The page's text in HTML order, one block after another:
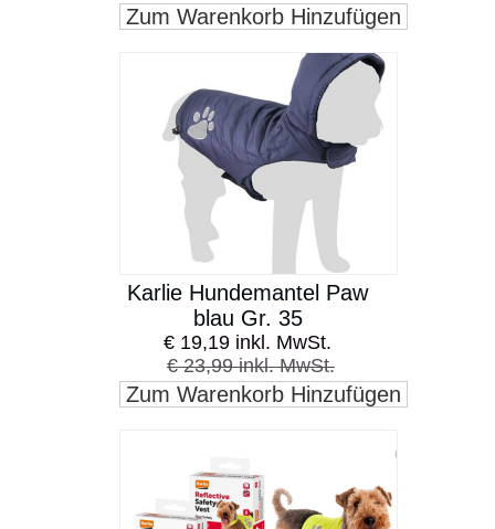
Zum Warenkorb Hinzufügen
Karlie Hundemantel Paw
blau Gr. 35
€ 19,19 inkl. MwSt.
€ 23,99 inkl. MwSt.
Zum Warenkorb Hinzufügen